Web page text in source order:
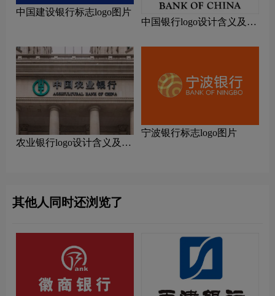
中国建设银行标志logo图片
中国银行logo设计含义及设
农业银行logo设计含义及设
宁波银行标志logo图片
其他人同时还浏览了